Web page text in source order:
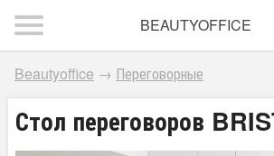
BEAUTYOFFICE
Beautyoffice → Переговорные
Стол переговоров